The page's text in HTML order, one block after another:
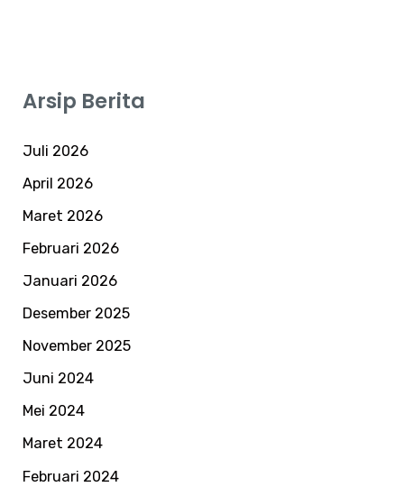
Arsip Berita
Juli 2026
April 2026
Maret 2026
Februari 2026
Januari 2026
Desember 2025
November 2025
Juni 2024
Mei 2024
Maret 2024
Februari 2024